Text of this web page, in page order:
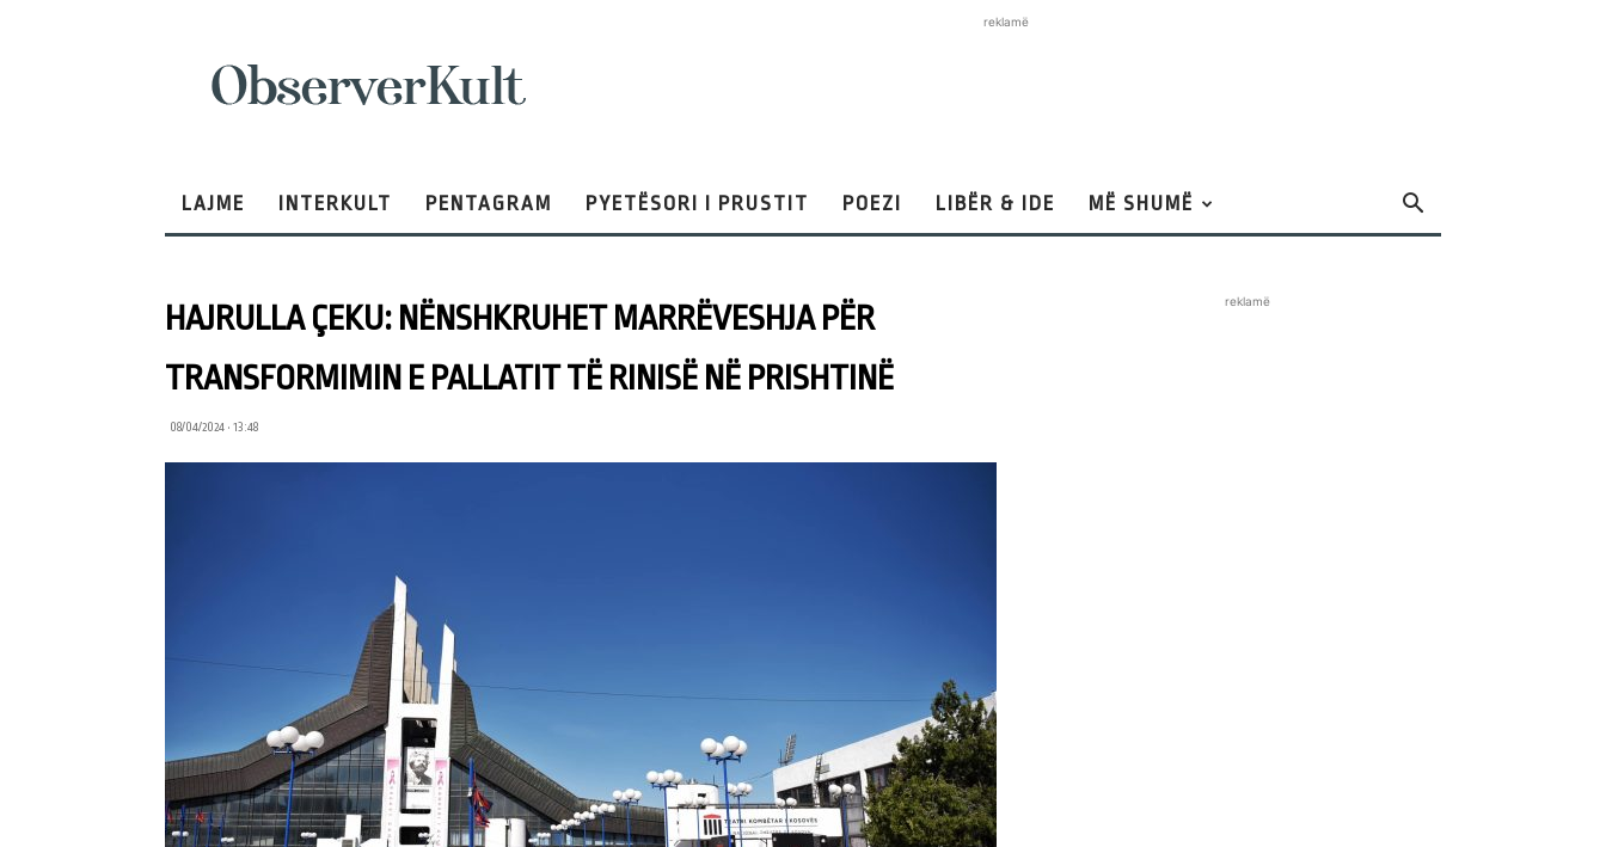
reklamë
LAJME INTERKULT PENTAGRAM PYETËSORI I PRUSTIT POEZI LIBËR & IDE MË SHUMË
HAJRULLA ÇEKU: NËNSHKRUHET MARRËVESHJA PËR
TRANSFORMIMIN E PALLATIT TË RINISË NË PRISHTINË
08/04/2024 • 13:48
reklamë